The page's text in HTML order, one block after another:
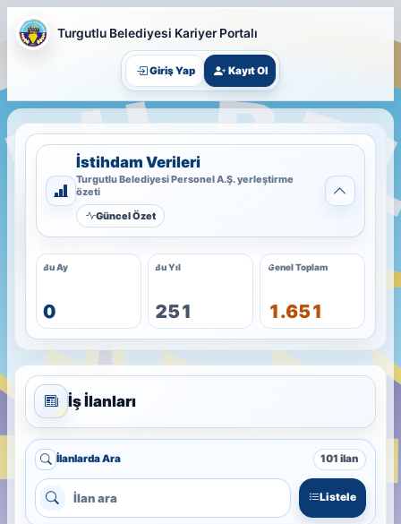
Turgutlu Belediyesi Kariyer Portalı
Giriş Yap Kayıt Ol
İstihdam Verileri
Turgutlu Belediyesi Personel A.Ş. yerleştirme
özeti
Güncel Özet
Bu Ay
0
Bu Yıl
251
Genel Toplam
1.651
İş İlanları
İlanlarda Ara 101 ilan
Listele